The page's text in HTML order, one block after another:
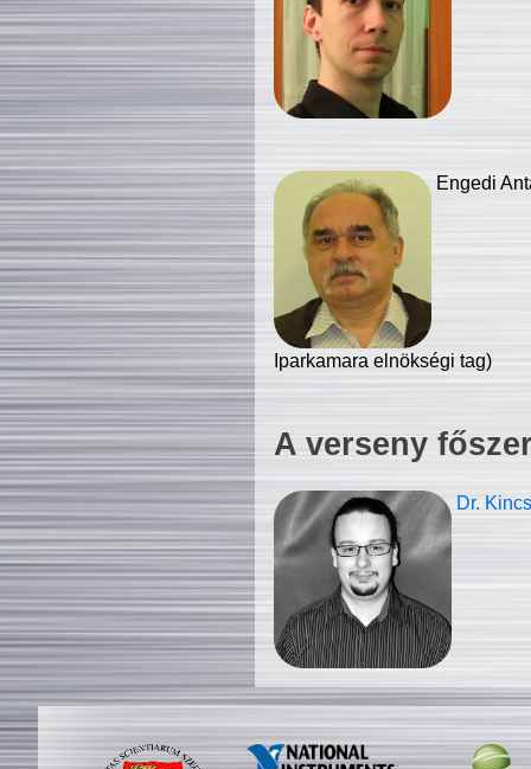
Engedi
Iparkamara elnökségi tag)
A verseny
Dr.